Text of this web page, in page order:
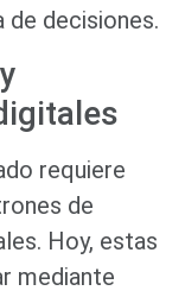
decisiones.
requiere
de
Hoy, estas
mediante